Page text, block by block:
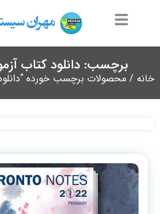
برچسب: دانلود کتاب
خانه / محصولات برچسب خورده